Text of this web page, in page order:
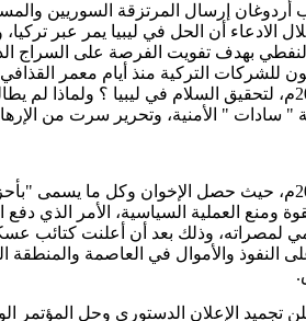
إرسال المرتزقة السوريين
من خلال الادعاء أن الحل في ليبيا يمر
النفطي بهدف تفويت الفرصة على السراج
السراج 2.7 مليار دولار لتركيا بزعم أنها ديون للشركات
حكومة السراج، فهل يمكن البناء على مؤتمر برلين الذي جمع 12 دولة في
" سادات " الأمنية، وتحرير سرت من
ومنع العملية السياسية، الأمر الذي
وذلك بعد أن أعلنت كتائب